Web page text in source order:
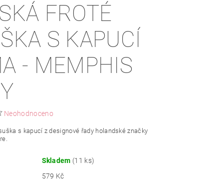
NÁM KONTAKTY
FROTÉ
S KAPUCÍ
- MEMPHIS
Neohodnoceno
s kapucí z designové řady holandské značky
Skladem (11 ks)
579 Kč